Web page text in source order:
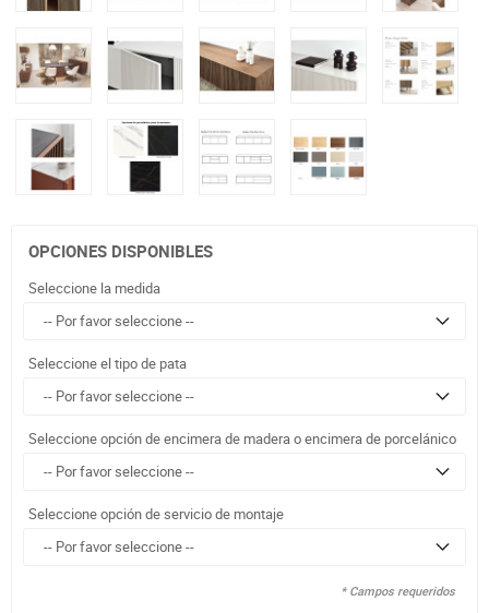
OPCIONES DISPONIBLES
Seleccione la medida
Seleccione el tipo de pata
Seleccione opción de encimera de madera o encimera de porcelánico
Seleccione opción de servicio de montaje
* Campos requeridos